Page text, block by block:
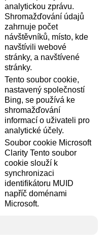
analytickou zprávu.
Shromažďování údajů
zahrnuje počet
návštěvníků, místo, kde
navštívili webové
stránky, a navštívené
stránky.
Tento soubor cookie,
nastavený společností
Bing, se používá ke
shromažďování
informací o uživateli pro
analytické účely.
Soubor cookie Microsoft
Clarity Tento soubor
cookie slouží k
synchronizaci
identifikátoru MUID
napříč doménami
Microsoft.